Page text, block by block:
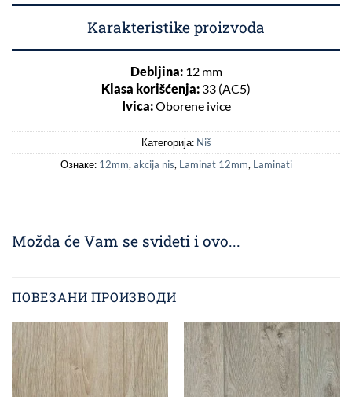
Karakteristike proizvoda
Debljina:12 mm
Klasa korišćenja: 33 (AC5)
Ivica:Oborene ivice
Категорија: Niš
Ознаке: 12mm, akcija nis, Laminat 12mm, Laminati
Možda će Vam se svideti i ovo...
ПОВЕЗАНИ ПРОИЗВОДИ